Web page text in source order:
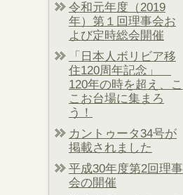
令和元年度（2019
年）第１回理事会お
よび定時総会開催
「日本人ボリビア移
住120周年記念」
120年の時を超え、こ
こお台場に集まろ
う！
カントゥータ34号が
掲載されました
平成30年度第2回理事
会の開催